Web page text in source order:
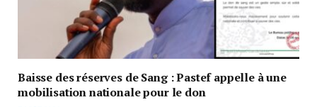
Baisse des réserves de Sang : Pastef appelle à une
mobilisation nationale pour le don